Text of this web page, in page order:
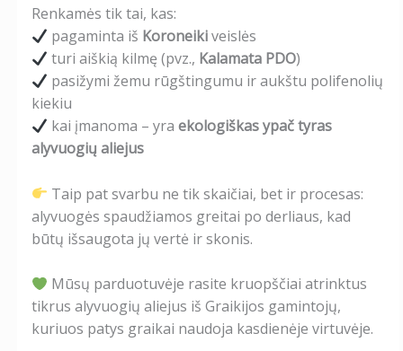
Renkamės tik tai, kas:
pagaminta iš Koroneikiveislės
turi aiškią kilmę (pvz., Kalamata PDO)
pasižymi žemu rūgštingumu ir aukštu polifenolių
kiekiu
kai įmanoma – yra ekologiškas ypač tyras
alyvuogių aliejus
Taip pat svarbu ne tik skaičiai, bet ir procesas:
alyvuogės spaudžiamos greitai po derliaus, kad
būtų išsaugota jų vertė ir skonis.
Mūsų parduotuvėje rasite kruopščiai atrinktus
tikrus alyvuogių aliejus iš Graikijos gamintojų,
kuriuos patys graikai naudoja kasdienėje virtuvėje.